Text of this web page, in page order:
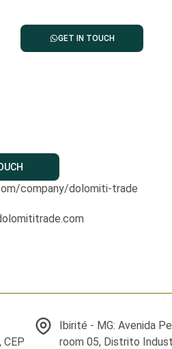
GET IN TOUCH
company/dolomiti-trade
CEP
Ibirité - MG: Avenida
room 05, Distrito